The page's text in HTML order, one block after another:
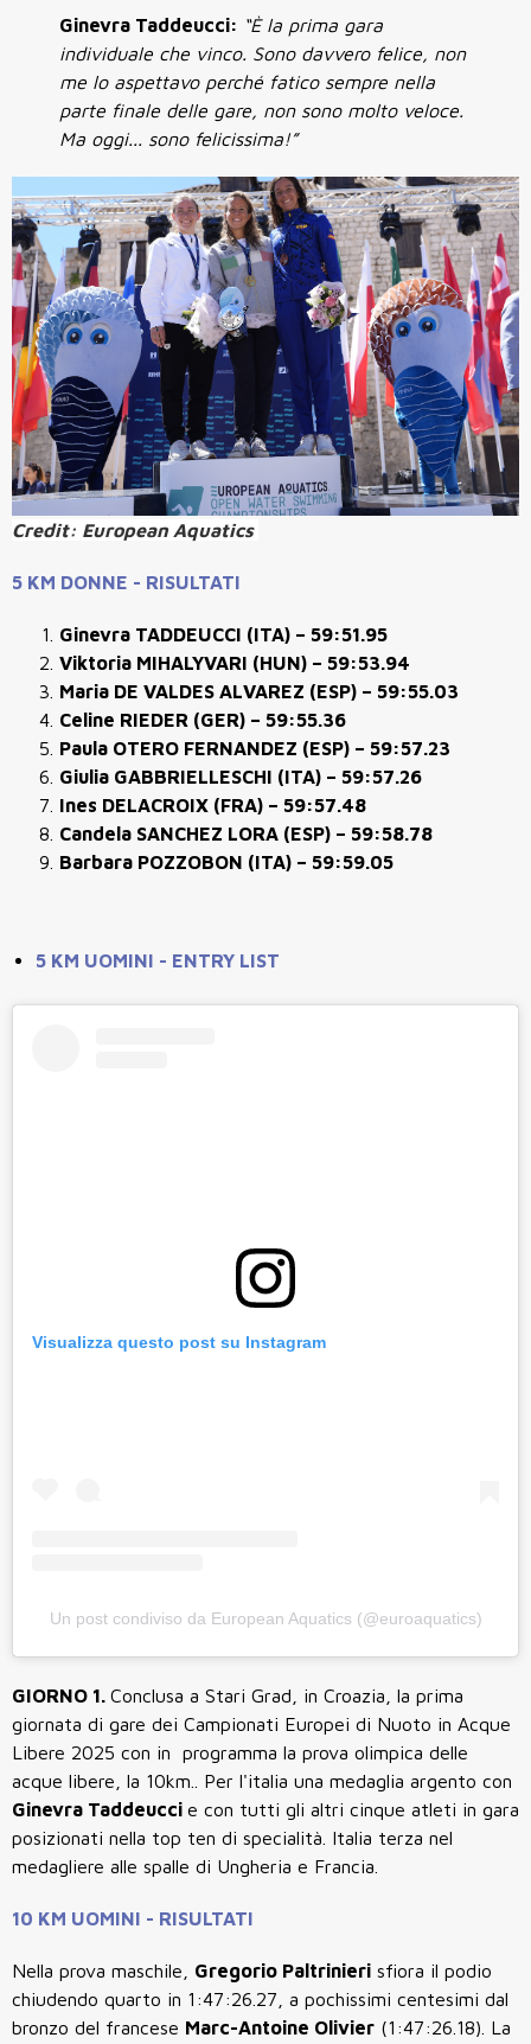
Ginevra Taddeucci: “È la prima gara
individuale che vinco. Sono davvero felice, non
me lo aspettavo perché fatico sempre nella
parte finale delle gare, non sono molto veloce.
Ma oggi... sono felicissima!”
Credit: European Aquatics
5 KM DONNE - RISULTATI
Ginevra TADDEUCCI (ITA) – 59:51.95
Viktoria MIHALYVARI (HUN) – 59:53.94
Maria DE VALDES ALVAREZ (ESP) – 59:55.03
Celine RIEDER (GER) – 59:55.36
Paula OTERO FERNANDEZ (ESP) – 59:57.23
Giulia GABBRIELLESCHI (ITA) – 59:57.26
Ines DELACROIX (FRA) – 59:57.48
Candela SANCHEZ LORA (ESP) – 59:58.78
Barbara POZZOBON (ITA) – 59:59.05
5 KM UOMINI - ENTRY LIST
Visualizza questo post su Instagram
Un post condiviso da European Aquatics (@euroaquatics)
GIORNO 1. Conclusa a Stari Grad , in Croazia, la prima
giornata di gare dei Campionati Europei di Nuoto in Acque
Libere 2025 con in programma la prova olimpica delle
acque libere, la 10km.. Per l'italia una medaglia argento con
Ginevra Taddeucci e con tutti gli altri cinque atleti in gara
posizionati nella top ten di specialità. Italia terza nel
medagliere alle spalle di Ungheria e Francia.
10 KM UOMINI - RISULTATI
Nella prova maschile, Gregorio Paltrinieri sfiora il podio
chiudendo quarto in 1:47:26.27, a pochissimi centesimi dal
bronzo del francese Marc-Antoine Olivier (1:47:26.18). La